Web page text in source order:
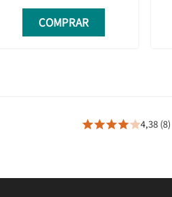
COMPRAR
4,38 (8)